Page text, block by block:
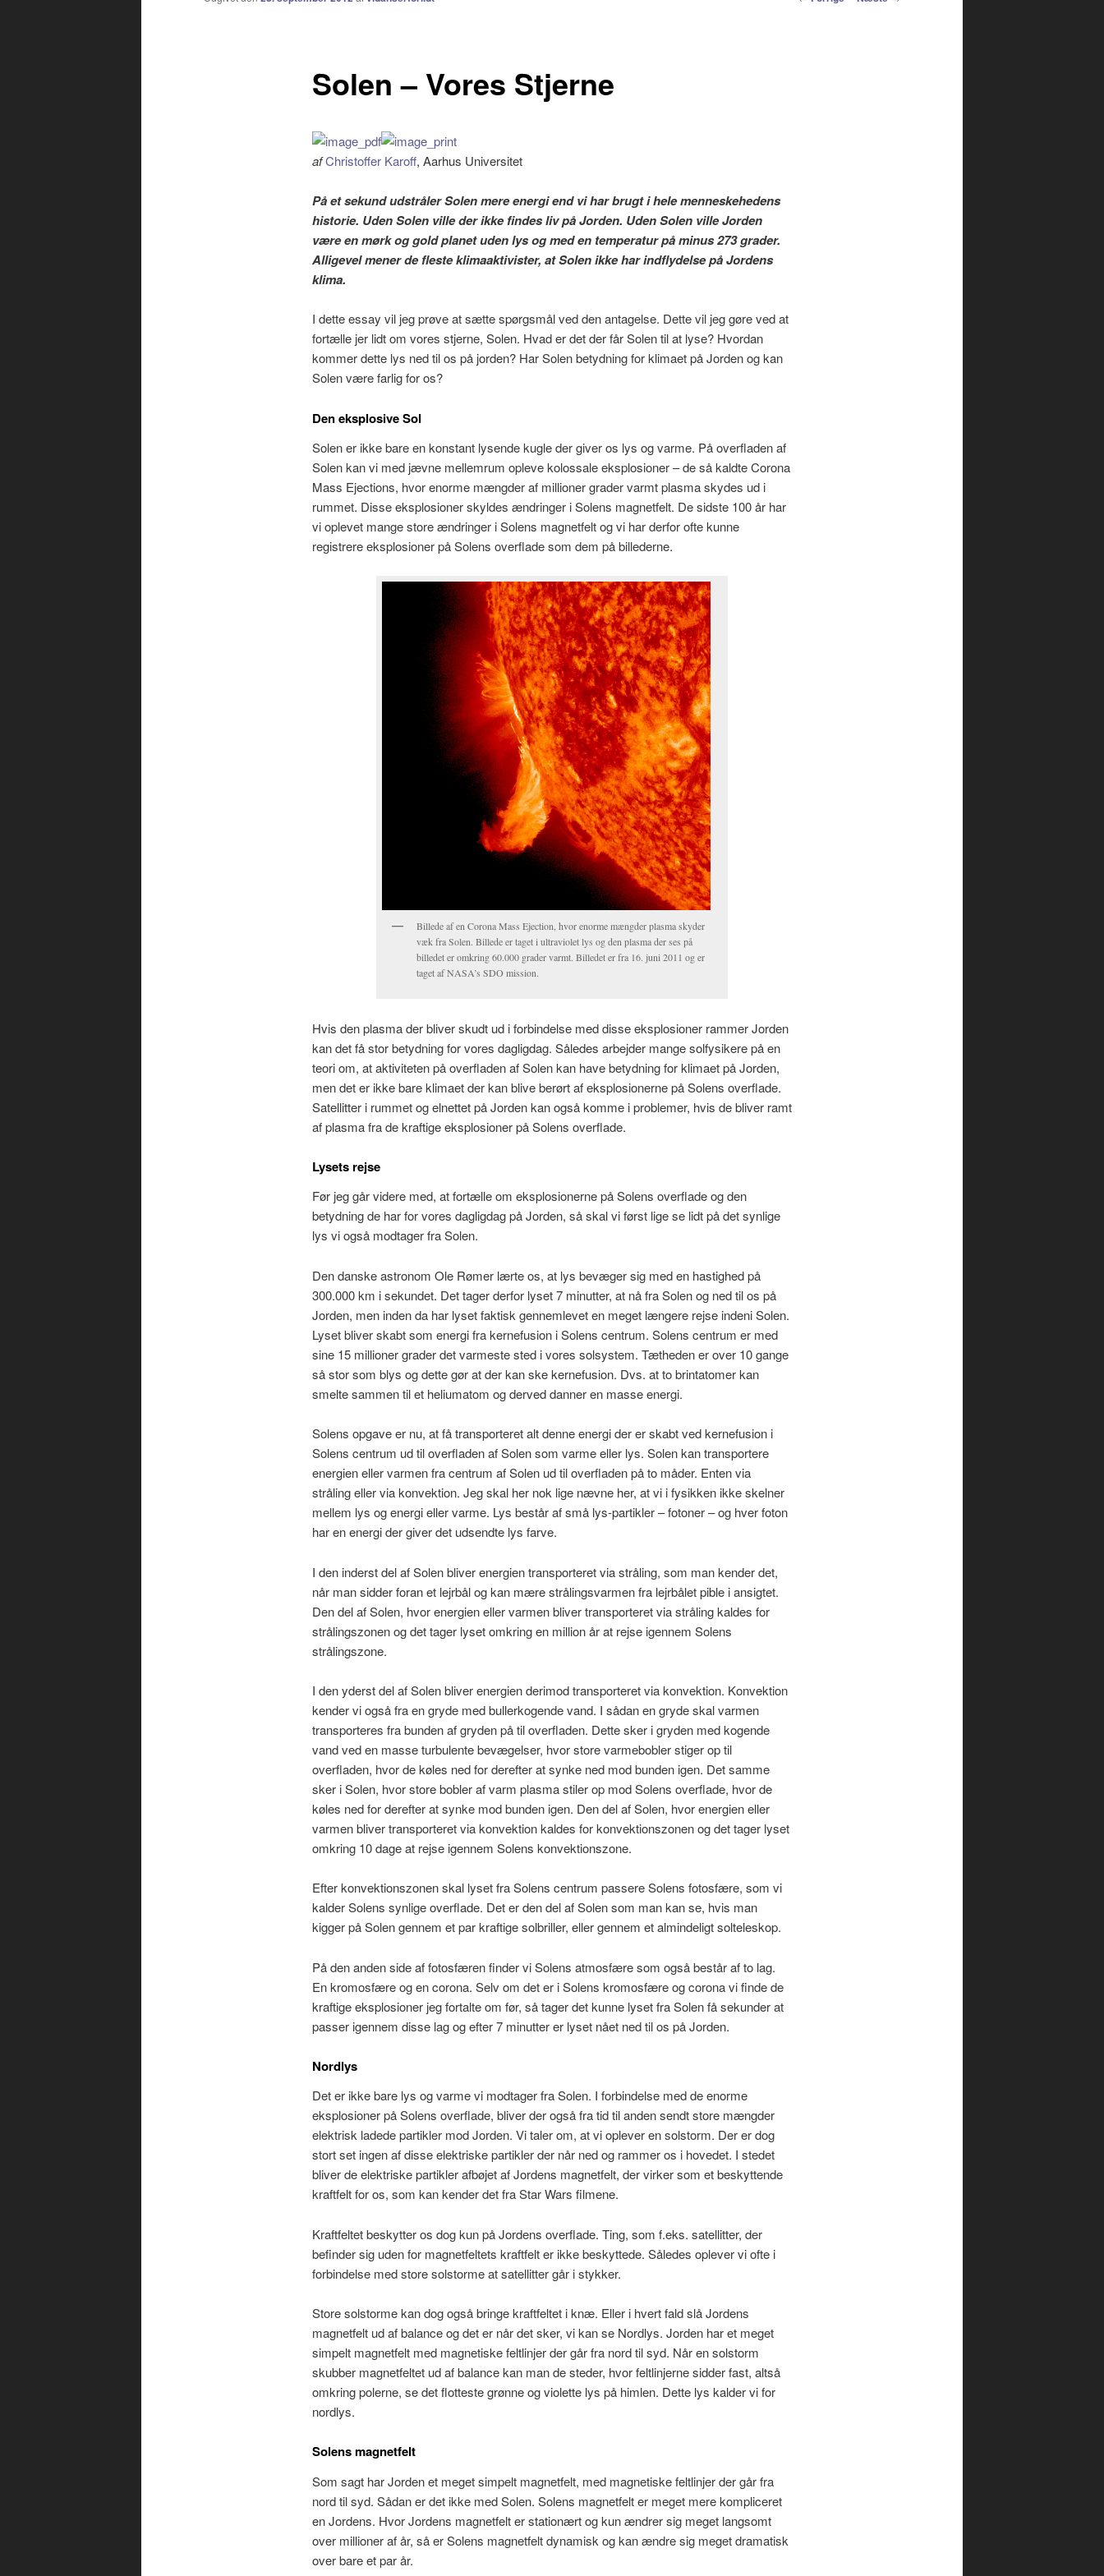
Solen – Vores Stjerne
afChristoffer Karoff, Aarhus Universitet
På et sekund udstråler Solen mere energi end vi har brugt i hele menneskehedens
historie. Uden Solen ville der ikke findes liv på Jorden. Uden Solen ville Jorden
være en mørk og gold planet uden lys og med en temperatur på minus 273 grader.
Alligevel mener de fleste klimaaktivister, at Solen ikke har indflydelse på Jordens
klima.
I dette essay vil jeg prøve at sætte spørgsmål ved den antagelse. Dette vil jeg gøre ved at
fortælle jer lidt om vores stjerne, Solen. Hvad er det der får Solen til at lyse? Hvordan
kommer dette lys ned til os på jorden? Har Solen betydning for klimaet på Jorden og kan
Solen være farlig for os?
Den eksplosive Sol
Solen er ikke bare en konstant lysende kugle der giver os lys og varme. På overfladen af
Solen kan vi med jævne mellemrum opleve kolossale eksplosioner – de så kaldte Corona
Mass Ejections, hvor enorme mængder af millioner grader varmt plasma skydes ud i
rummet. Disse eksplosioner skyldes ændringer i Solens magnetfelt. De sidste 100 år har
vi oplevet mange store ændringer i Solens magnetfelt og vi har derfor ofte kunne
registrere eksplosioner på Solens overflade som dem på billederne.
Billede af en Corona Mass Ejection, hvor enorme mængder plasma skyder
væk fra Solen. Billede er taget i ultraviolet lys og den plasma der ses på
billedet er omkring 60.000 grader varmt. Billedet er fra 16. juni 2011 og er
taget af NASA’s SDO mission.
Hvis den plasma der bliver skudt ud i forbindelse med disse eksplosioner rammer Jorden
kan det få stor betydning for vores dagligdag. Således arbejder mange solfysikere på en
teori om, at aktiviteten på overfladen af Solen kan have betydning for klimaet på Jorden,
men det er ikke bare klimaet der kan blive berørt af eksplosionerne på Solens overflade.
Satellitter i rummet og elnettet på Jorden kan også komme i problemer, hvis de bliver ramt
af plasma fra de kraftige eksplosioner på Solens overflade.
Lysets rejse
Før jeg går videre med, at fortælle om eksplosionerne på Solens overflade og den
betydning de har for vores dagligdag på Jorden, så skal vi først lige se lidt på det synlige
lys vi også modtager fra Solen.
Den danske astronom Ole Rømer lærte os, at lys bevæger sig med en hastighed på
300.000 km i sekundet. Det tager derfor lyset 7 minutter, at nå fra Solen og ned til os på
Jorden, men inden da har lyset faktisk gennemlevet en meget længere rejse indeni Solen.
Lyset bliver skabt som energi fra kernefusion i Solens centrum. Solens centrum er med
sine 15 millioner grader det varmeste sted i vores solsystem. Tætheden er over 10 gange
så stor som blys og dette gør at der kan ske kernefusion. Dvs. at to brintatomer kan
smelte sammen til et heliumatom og derved danner en masse energi.
Solens opgave er nu, at få transporteret alt denne energi der er skabt ved kernefusion i
Solens centrum ud til overfladen af Solen som varme eller lys. Solen kan transportere
energien eller varmen fra centrum af Solen ud til overfladen på to måder. Enten via
stråling eller via konvektion. Jeg skal her nok lige nævne her, at vi i fysikken ikke skelner
mellem lys og energi eller varme. Lys består af små lys-partikler – fotoner – og hver foton
har en energi der giver det udsendte lys farve.
I den inderst del af Solen bliver energien transporteret via stråling, som man kender det,
når man sidder foran et lejrbål og kan mære strålingsvarmen fra lejrbålet pible i ansigtet.
Den del af Solen, hvor energien eller varmen bliver transporteret via stråling kaldes for
strålingszonen og det tager lyset omkring en million år at rejse igennem Solens
strålingszone.
I den yderst del af Solen bliver energien derimod transporteret via konvektion. Konvektion
kender vi også fra en gryde med bullerkogende vand. I sådan en gryde skal varmen
transporteres fra bunden af gryden på til overfladen. Dette sker i gryden med kogende
vand ved en masse turbulente bevægelser, hvor store varmebobler stiger op til
overfladen, hvor de køles ned for derefter at synke ned mod bunden igen. Det samme
sker i Solen, hvor store bobler af varm plasma stiler op mod Solens overflade, hvor de
køles ned for derefter at synke mod bunden igen. Den del af Solen, hvor energien eller
varmen bliver transporteret via konvektion kaldes for konvektionszonen og det tager lyset
omkring 10 dage at rejse igennem Solens konvektionszone.
Efter konvektionszonen skal lyset fra Solens centrum passere Solens fotosfære, som vi
kalder Solens synlige overflade. Det er den del af Solen som man kan se, hvis man
kigger på Solen gennem et par kraftige solbriller, eller gennem et almindeligt solteleskop.
På den anden side af fotosfæren finder vi Solens atmosfære som også består af to lag.
En kromosfære og en corona. Selv om det er i Solens kromosfære og corona vi finde de
kraftige eksplosioner jeg fortalte om før, så tager det kunne lyset fra Solen få sekunder at
passer igennem disse lag og efter 7 minutter er lyset nået ned til os på Jorden.
Nordlys
Det er ikke bare lys og varme vi modtager fra Solen. I forbindelse med de enorme
eksplosioner på Solens overflade, bliver der også fra tid til anden sendt store mængder
elektrisk ladede partikler mod Jorden. Vi taler om, at vi oplever en solstorm. Der er dog
stort set ingen af disse elektriske partikler der når ned og rammer os i hovedet. I stedet
bliver de elektriske partikler afbøjet af Jordens magnetfelt, der virker som et beskyttende
kraftfelt for os, som kan kender det fra Star Wars filmene.
Kraftfeltet beskytter os dog kun på Jordens overflade. Ting, som f.eks. satellitter, der
befinder sig uden for magnetfeltets kraftfelt er ikke beskyttede. Således oplever vi ofte i
forbindelse med store solstorme at satellitter går i stykker.
Store solstorme kan dog også bringe kraftfeltet i knæ. Eller i hvert fald slå Jordens
magnetfelt ud af balance og det er når det sker, vi kan se Nordlys. Jorden har et meget
simpelt magnetfelt med magnetiske feltlinjer der går fra nord til syd. Når en solstorm
skubber magnetfeltet ud af balance kan man de steder, hvor feltlinjerne sidder fast, altså
omkring polerne, se det flotteste grønne og violette lys på himlen. Dette lys kalder vi for
nordlys.
Solens magnetfelt
Som sagt har Jorden et meget simpelt magnetfelt, med magnetiske feltlinjer der går fra
nord til syd. Sådan er det ikke med Solen. Solens magnetfelt er meget mere kompliceret
en Jordens. Hvor Jordens magnetfelt er stationært og kun ændrer sig meget langsomt
over millioner af år, så er Solens magnetfelt dynamisk og kan ændre sig meget dramatisk
over bare et par år.